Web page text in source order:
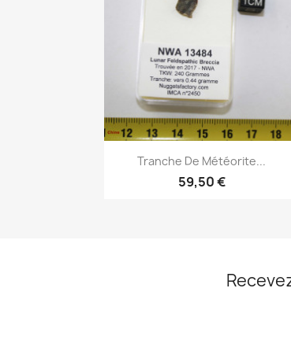
Aperçu rapide
Tranche De Météorite...
59,50 €